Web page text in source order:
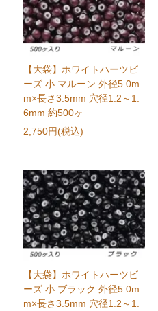
【大袋】ホワイトハーツビ
ーズ 小 マルーン 外径5.0m
m×長さ3.5mm 穴径1.2～1.
6mm 約500ヶ
2,750円(税込)
【大袋】ホワイトハーツビ
ーズ 小 ブラック 外径5.0m
m×長さ3.5mm 穴径1.2～1.